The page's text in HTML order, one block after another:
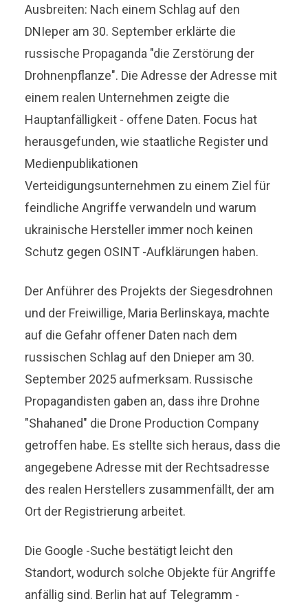
Ausbreiten: Nach einem Schlag auf den
DNIeper am 30. September erklärte die
russische Propaganda "die Zerstörung der
Drohnenpflanze". Die Adresse der Adresse mit
einem realen Unternehmen zeigte die
Hauptanfälligkeit - offene Daten. Focus hat
herausgefunden, wie staatliche Register und
Medienpublikationen
Verteidigungsunternehmen zu einem Ziel für
feindliche Angriffe verwandeln und warum
ukrainische Hersteller immer noch keinen
Schutz gegen OSINT -Aufklärungen haben.
Der Anführer des Projekts der Siegesdrohnen
und der Freiwillige, Maria Berlinskaya, machte
auf die Gefahr offener Daten nach dem
russischen Schlag auf den Dnieper am 30.
September 2025 aufmerksam. Russische
Propagandisten gaben an, dass ihre Drohne
"Shahaned" die Drone Production Company
getroffen habe. Es stellte sich heraus, dass die
angegebene Adresse mit der Rechtsadresse
des realen Herstellers zusammenfällt, der am
Ort der Registrierung arbeitet.
Die Google -Suche bestätigt leicht den
Standort, wodurch solche Objekte für Angriffe
anfällig sind. Berlin hat auf Telegramm -